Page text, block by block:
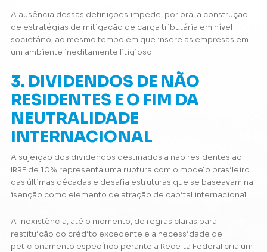
A ausência dessas definições impede, por ora, a construção
de estratégias de mitigação de carga tributária em nível
societário, ao mesmo tempo em que insere as empresas em
um ambiente ineditamente litigioso.
3. DIVIDENDOS DE NÃO
RESIDENTES E O FIM DA
NEUTRALIDADE
INTERNACIONAL
A sujeição dos dividendos destinados a não residentes ao
IRRF de 10% representa uma ruptura com o modelo brasileiro
das últimas décadas e desafia estruturas que se baseavam na
isenção como elemento de atração de capital internacional.
A inexistência, até o momento, de regras claras para
restituição do crédito excedente e a necessidade de
peticionamento específico perante a Receita Federal cria um